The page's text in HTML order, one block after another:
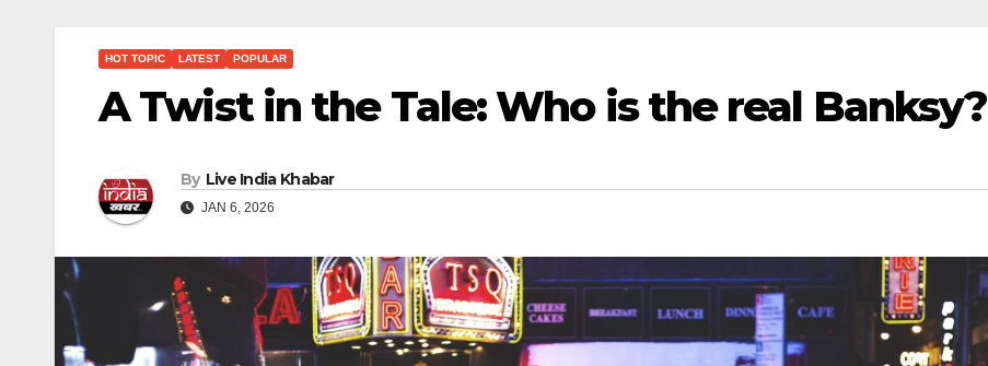
HOT TOPIC LATEST POPULAR
A Twist in the Tale: Who is the real Banksy?
By Live India Khabar
JAN 6, 2026